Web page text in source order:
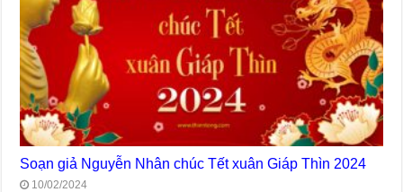
Soạn giả Nguyễn Nhân chúc Tết xuân Giáp Thìn 2024
10/02/2024